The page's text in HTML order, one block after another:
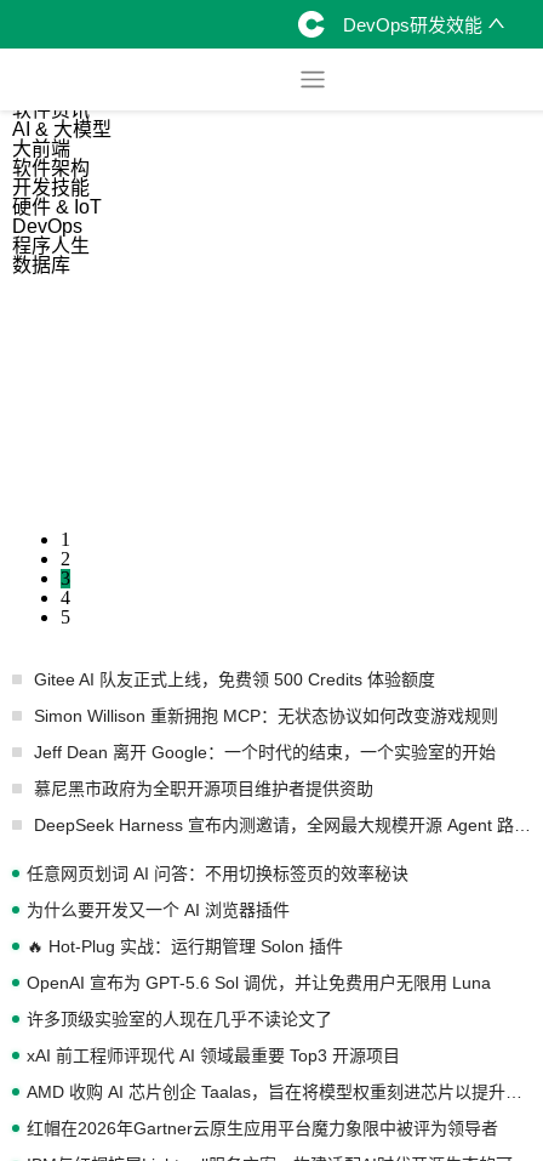
DevOps研发效能
软件资讯
AI & 大模型
大前端
软件架构
开发技能
硬件 & IoT
DevOps
程序人生
数据库
1
2
3
4
5
Gitee AI 队友正式上线，免费领 500 Credits 体验额度
Simon Willison 重新拥抱 MCP：无状态协议如何改变游戏规则
Jeff Dean 离开 Google：一个时代的结束，一个实验室的开始
慕尼黑市政府为全职开源项目维护者提供资助
任意网页划词 AI 问答：不用切换标签页的效率秘诀
为什么要开发又一个 AI 浏览器插件
🔥 Hot-Plug 实战：运行期管理 Solon 插件
OpenAI 宣布为 GPT-5.6 Sol 调优，并让免费用户无限用 Luna
许多顶级实验室的人现在几乎不读论文了
xAI 前工程师评现代 AI 领域最重要 Top3 开源项目
红帽在2026年Gartner云原生应用平台魔力象限中被评为领导者